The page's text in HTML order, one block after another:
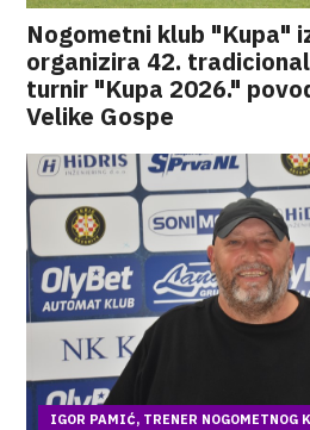
Nogometni klub "Kupa"
organizira 42.
turnir "Kupa 2026."
Velike Gospe
IGOR PAMIĆ, TRENER NOGOMETNOG